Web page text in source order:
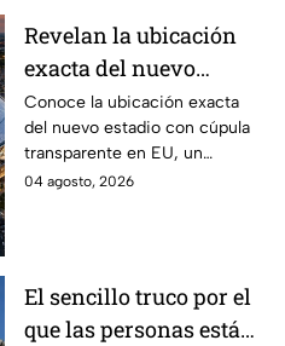
Revelan la ubicación
exacta del nuevo
estadio de cúpula
transparente que
generó polémica por
tener demasiados
Conoce la ubicación exacta
del nuevo estadio con cúpula
transparente en EU, un
proyecto que generó polémica
04 agosto, 2026
El sencillo truco por el
que las personas están